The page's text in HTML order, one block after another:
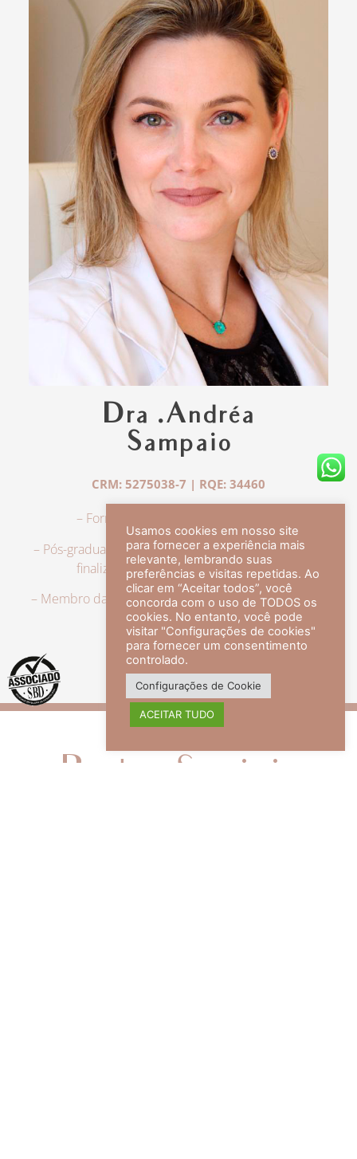
Dra .Andréa
Sampaio
CRM: 5275038-7 | RQE: 34460
– Formação em Medicina pela UFRJ.
– Pós-graduação em Dermatologia pela UFRJ, tendo
finalizado a especialização em 2007.
– Membro da Sociedade Brasileira de Dermatologia,
com título de especialista.
veja mais +
Redes Sociais
Usamos cookies em nosso site
para fornecer a experiência mais
relevante, lembrando suas
preferências e visitas repetidas. Ao
clicar em “Aceitar todos”, você
concorda com o uso de TODOS os
cookies. No entanto, você pode
visitar "Configurações de cookies"
para fornecer um consentimento
controlado.
Configurações de Cookie
ACEITAR TUDO